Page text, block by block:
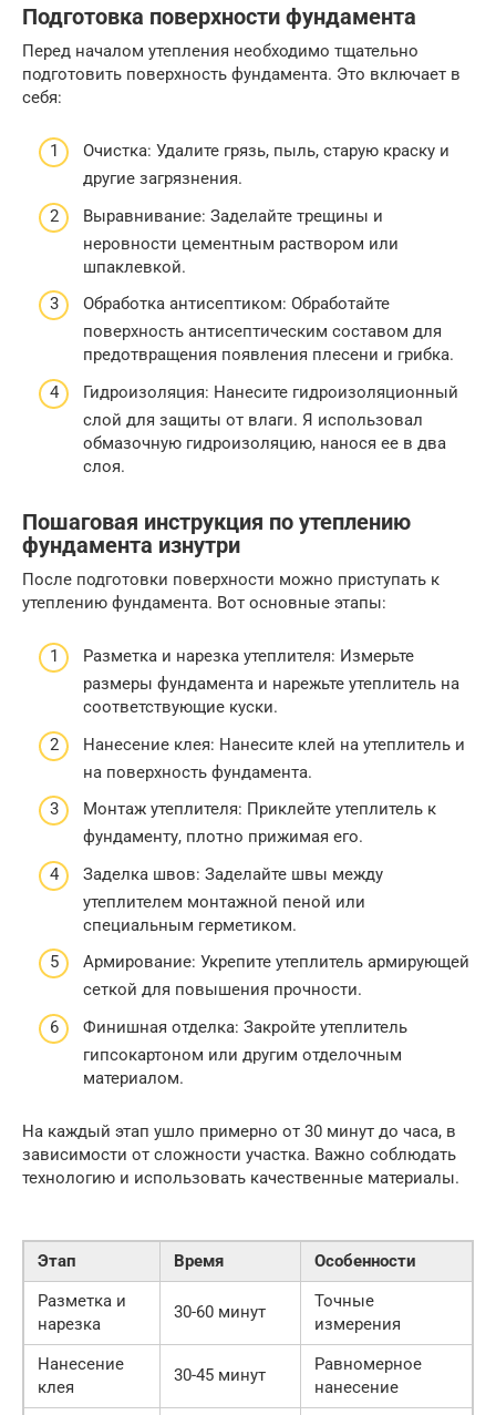
Подготовка поверхности фундамента
Перед началом утепления необходимо тщательно
подготовить поверхность фундамента. Это включает в
себя:
Очистка: Удалите грязь, пыль, старую краску и
другие загрязнения.
Выравнивание: Заделайте трещины и
неровности цементным раствором или
шпаклевкой.
Обработка антисептиком: Обработайте
поверхность антисептическим составом для
предотвращения появления плесени и грибка.
Гидроизоляция: Нанесите гидроизоляционный
слой для защиты от влаги. Я использовал
обмазочную гидроизоляцию, нанося ее в два
слоя.
Пошаговая инструкция по утеплению
фундамента изнутри
После подготовки поверхности можно приступать к
утеплению фундамента. Вот основные этапы:
Разметка и нарезка утеплителя: Измерьте
размеры фундамента и нарежьте утеплитель на
соответствующие куски.
Нанесение клея: Нанесите клей на утеплитель и
на поверхность фундамента.
Монтаж утеплителя: Приклейте утеплитель к
фундаменту, плотно прижимая его.
Заделка швов: Заделайте швы между
утеплителем монтажной пеной или
специальным герметиком.
Армирование: Укрепите утеплитель армирующей
сеткой для повышения прочности.
Финишная отделка: Закройте утеплитель
гипсокартоном или другим отделочным
материалом.
На каждый этап ушло примерно от 30 минут до часа, в
зависимости от сложности участка. Важно соблюдать
технологию и использовать качественные материалы.
Этап Время
Особенности
Разметка и
нарезка
30-60 минут
Точные
измерения
Нанесение
клея
30-45 минут
Равномерное
нанесение